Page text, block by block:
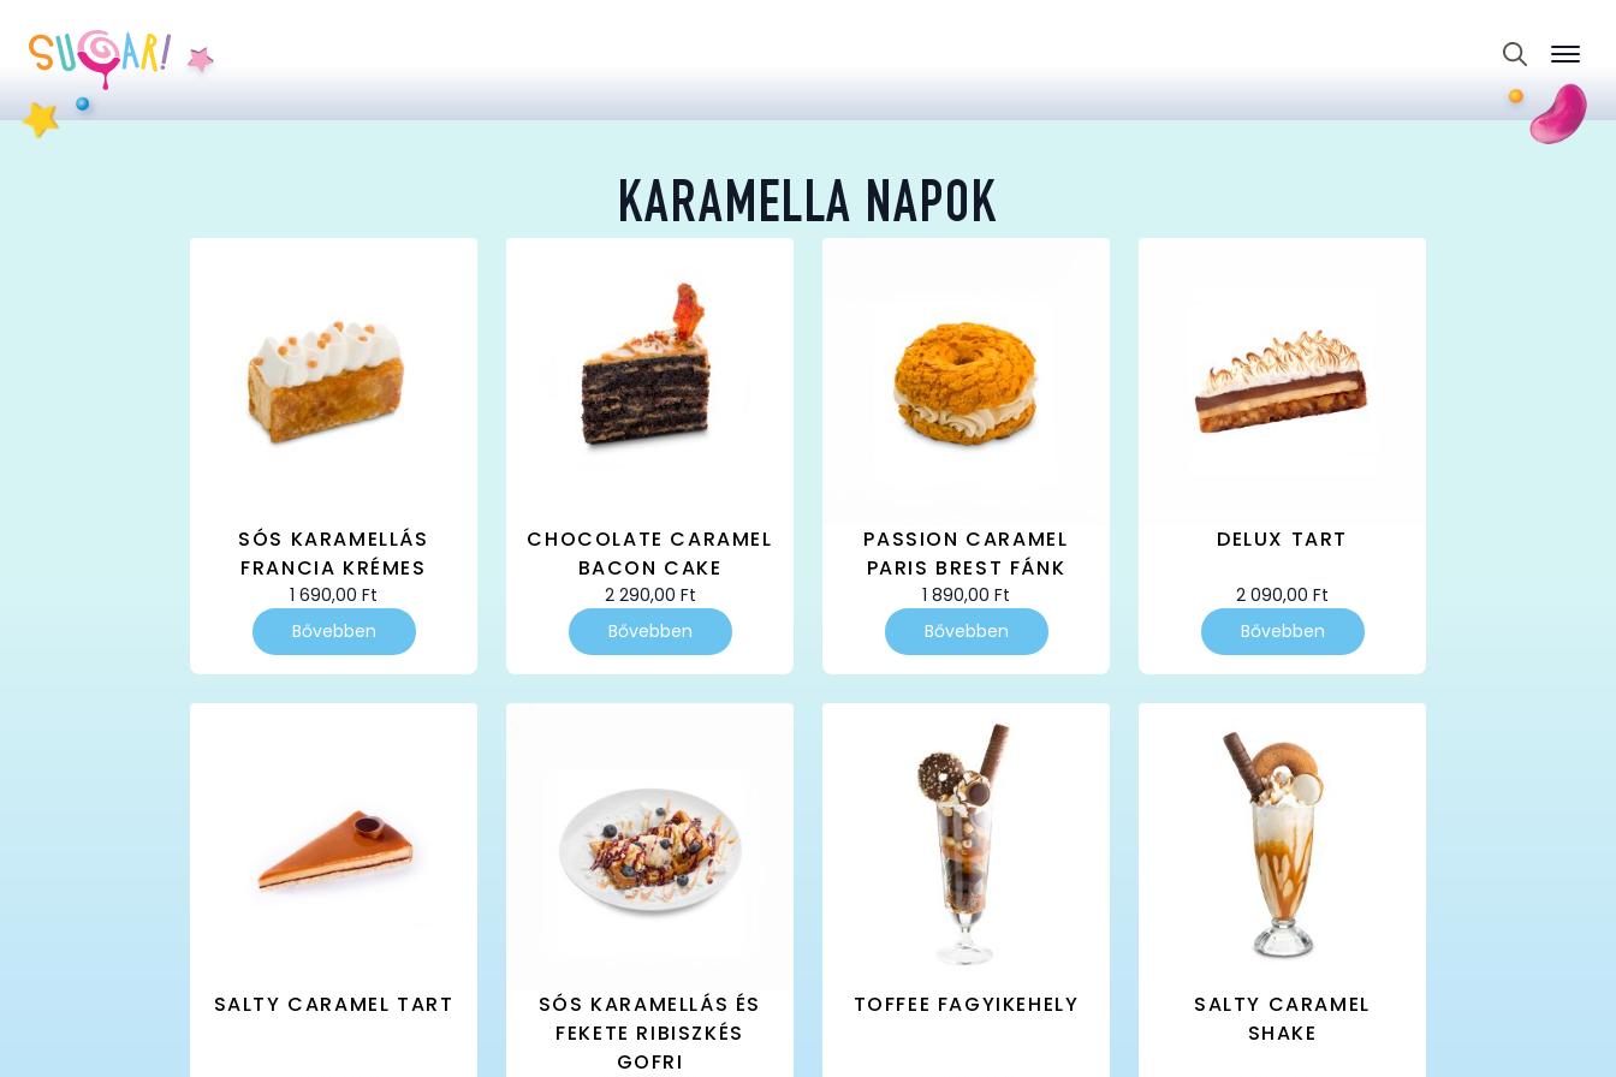
for:
KARAMELLA NAPOK
SÓS KARAMELLÁS
FRANCIA KRÉMES
1 690,00 Ft
Bővebben
CHOCOLATE CARAMEL
BACON CAKE
2 290,00 Ft
Bővebben
PASSION CARAMEL
PARIS BREST FÁNK
1 890,00 Ft
Bővebben
DELUX TART
2 090,00 Ft
Bővebben
SALTY CARAMEL TART
SÓS KARAMELLÁS ÉS
FEKETE RIBISZKÉS
GOFRI
TOFFEE FAGYIKEHELY
SALTY CARAMEL
SHAKE